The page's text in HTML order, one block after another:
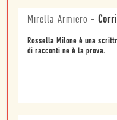
Mirella Armiero -
Rossella Milone è una
di racconti ne è la prova.